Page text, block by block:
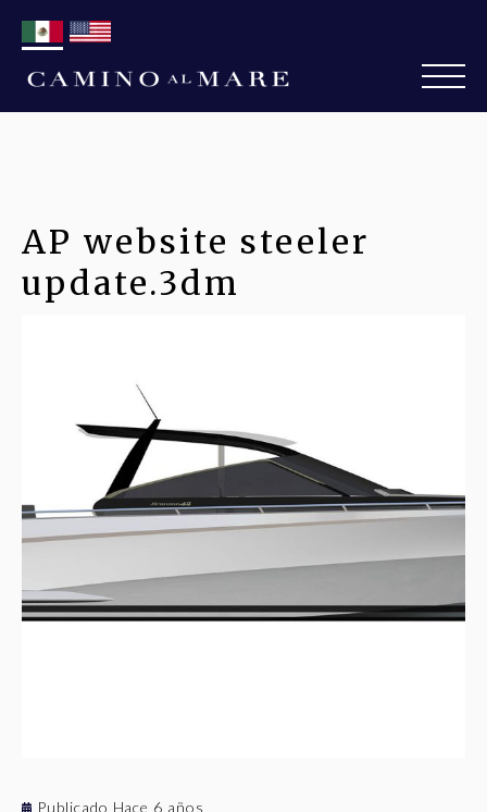
AP website steeler
update.3dm
Publicado Hace 6 años